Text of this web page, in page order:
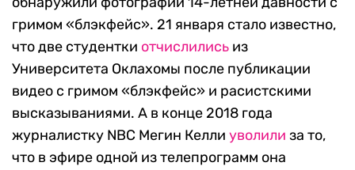
гримом «блэкфейс». 21 января стало известно,
что две студентки отчислились из
Университета Оклахомы после публикации
видео с гримом «блэкфейс» и расистскими
высказываниями. А в конце 2018 года
журналистку NBC Мегин Келли уволили за то,
что в эфире одной из телепрограмм она